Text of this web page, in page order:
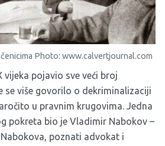
Photo: www.calvertjournal.com
vijeka pojavio sve veći broj
se više govorilo o dekriminalizaciji
u pravnim krugovima. Jedna
pokreta bio je Vladimir Nabokov –
poznati advokat i